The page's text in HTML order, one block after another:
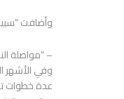
وأضافت
– “مواصلة
وفي الأشهر